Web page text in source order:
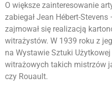
O większe zainteresowanie
zabiegał Jean Hébert-
zajmował się realizacją
witrażystów. W 1939 roku z
na Wystawie Sztuki
witrażowych takich mistrzów
czy Rouault.